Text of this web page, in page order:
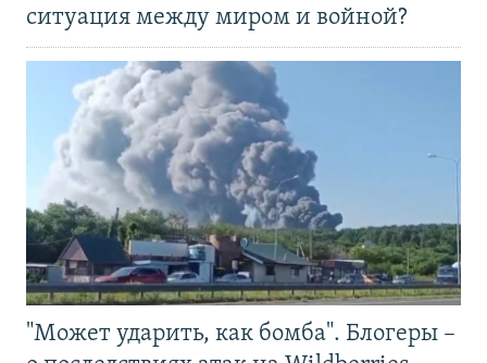
ситуация между миром и войной?
"Может ударить, как бомба". Блогеры –